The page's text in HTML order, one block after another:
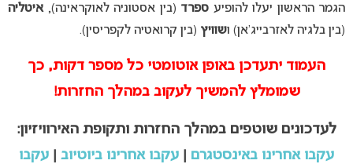
הגמר הראשון יעלו להופיע ספרד (בין אסטוניה לאוקראינה),איטליה
(בין בלגיה לאזרבייג’אן) ושוויץ (בין קרואטיה לקפריסין).
העמוד יתעדכן באופן אוטומטי כל מספר דקות, כך
שמומלץ להמשיך לעקוב במהלך החזרות!
לעדכונים שוטפים במהלך החזרות ותקופת האירוויזיון:
עקבו אחרינו באינסטגרם
עקבו אחרינו ביוטיוב
עקבו